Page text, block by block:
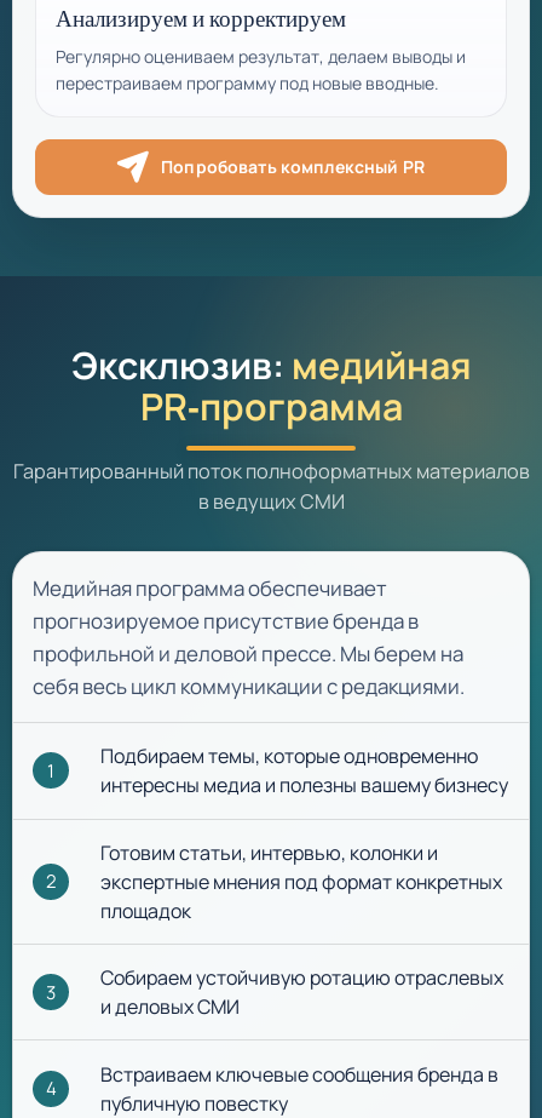
Анализируем и корректируем
Регулярно оцениваем результат, делаем выводы и
перестраиваем программу под новые вводные.
Попробовать комплексный PR
Эксклюзив: медийная
PR‑программа
Гарантированный поток полноформатных материалов
в ведущих СМИ
Медийная программа обеспечивает
прогнозируемое присутствие бренда в
профильной и деловой прессе. Мы берем на
себя весь цикл коммуникации с редакциями.
1
Подбираем темы, которые одновременно
интересны медиа и полезны вашему бизнесу
2
Готовим статьи, интервью, колонки и
экспертные мнения под формат конкретных
площадок
3
Собираем устойчивую ротацию отраслевых
и деловых СМИ
4
Встраиваем ключевые сообщения бренда в
публичную повестку